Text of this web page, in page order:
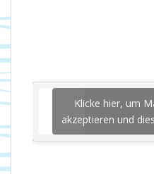
Klicke hier, um
akzeptieren und